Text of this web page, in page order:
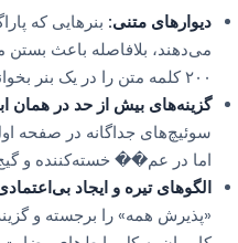
دیوارهای متنی: بنرهایی که
می‌دهند، بلافاصله باعث
۲۰۰ کلمه متن را در یک بنر بخوانند.
گزینه‌های بیش از حد در همان
سوئیچ‌های جداگانه در صفحه
اما در عم�� خسته‌کننده و
الگوهای تیره و ایجاد
«پذیرش همه» را برجسته و